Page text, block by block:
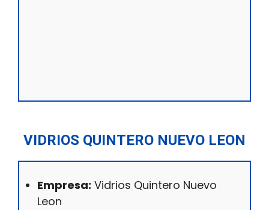
VIDRIOS QUINTERO NUEVO LEON
Empresa: Vidrios Quintero Nuevo
Leon